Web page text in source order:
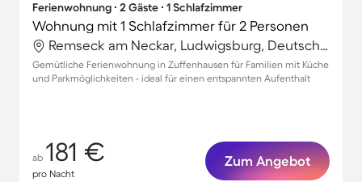
Ferienwohnung ∙ 2 Gäste ∙ 1 Schlafzimmer
Wohnung mit 1 Schlafzimmer für 2 Personen
Remseck am Neckar, Ludwigsburg, Deutschland
Gemütliche Ferienwohnung in Zuffenhausen für Familien mit Küche
und Parkmöglichkeiten - ideal für einen entspannten Aufenthalt
ab 181 €
pro Nacht
Zum Angebot